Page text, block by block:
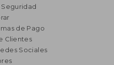
de Pago
Clientes
Sociales